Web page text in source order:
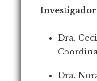
Dra.
Dra.